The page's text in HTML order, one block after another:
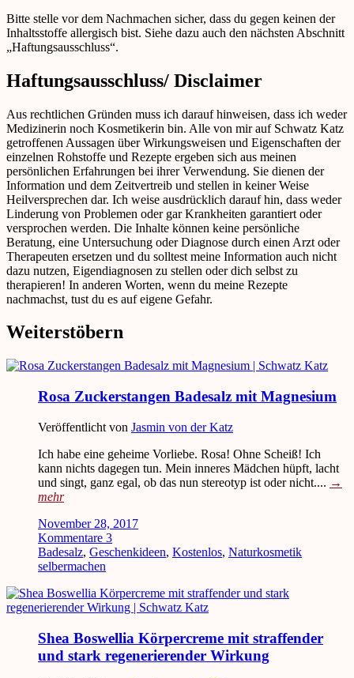
Bitte stelle vor dem Nachmachen sicher, dass du gegen keinen der
Inhaltsstoffe allergisch bist. Siehe dazu auch den nächsten Abschnitt
„Haftungsausschluss“.
Haftungsausschluss/ Disclaimer
Aus rechtlichen Gründen muss ich darauf hinweisen, dass ich weder
Medizinerin noch Kosmetikerin bin. Alle von mir auf Schwatz Katz
getroffenen Aussagen über Wirkungsweisen und Eigenschaften der
einzelnen Rohstoffe und Rezepte ergeben sich aus meinen
persönlichen Erfahrungen bei ihrer Verwendung. Sie dienen der
Information und dem Zeitvertreib und stellen in keiner Weise
Heilversprechen dar. Ich weise ausdrücklich darauf hin, dass weder
Linderung von Problemen oder gar Krankheiten garantiert oder
versprochen werden. Die Inhalte können keine persönliche
Beratung, eine Untersuchung oder Diagnose durch einen Arzt oder
Therapeuten ersetzen und du solltest meine Information auch nicht
dazu nutzen, Eigendiagnosen zu stellen oder dich selbst zu
therapieren! In anderen Worten, wenn du meine Rezepte
nachmachst, tust du es auf eigene Gefahr.
Weiterstöbern
Rosa Zuckerstangen Badesalz mit Magnesium
Veröffentlicht von Jasmin von der Katz
Ich habe eine geheime Vorliebe. Rosa! Ohne Scheiß! Ich
kann nichts dagegen tun. Mein inneres Mädchen hüpft, lacht
und singt, ganz egal, ob das nun stereotyp ist oder nicht.... →
mehr
November 28, 2017
Kommentare 3
Badesalz, Geschenkideen, Kostenlos, Naturkosmetik
selbermachen
Shea Boswellia Körpercreme mit straffender
und stark regenerierender Wirkung